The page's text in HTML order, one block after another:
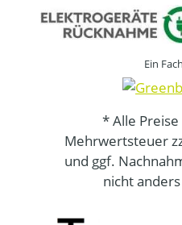
Ein
* Alle
Mehrwertsteuer
und ggf.
nicht